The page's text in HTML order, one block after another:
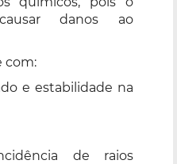
danos ao
com:
e estabilidade na
de raios